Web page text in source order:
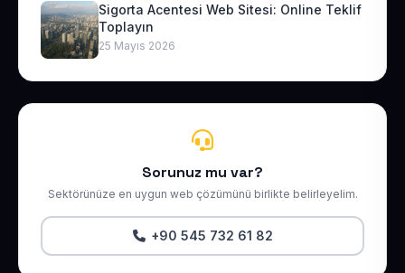
Sigorta Acentesi Web Sitesi: Online Teklif
Toplayın
25 Mayıs 2026
Sorunuz mu var?
Sektörünüze en uygun web çözümünü birlikte belirleyelim.
+90 545 732 61 82